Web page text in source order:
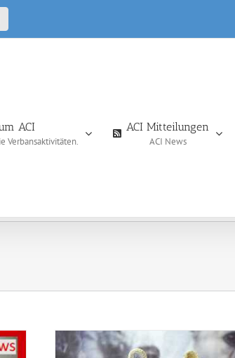
ACI
Verbansaktivitäten.
ACI Mitteilungen
ACI News